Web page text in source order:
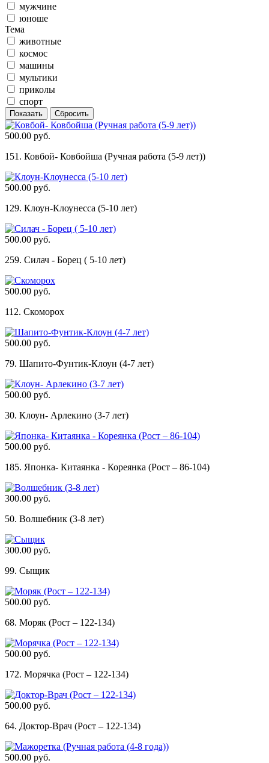
мужчине
юноше
Тема
животные
космос
машины
мультики
приколы
спорт
500.00 руб.
151. Ковбой- Ковбойша (Ручная работа (5-9 лет))
500.00 руб.
129. Клоун-Клоунесса (5-10 лет)
500.00 руб.
259. Силач - Борец ( 5-10 лет)
500.00 руб.
112. Скоморох
500.00 руб.
79. Шапито-Фунтик-Клоун (4-7 лет)
500.00 руб.
30. Клоун- Арлекино (3-7 лет)
500.00 руб.
185. Японка- Китаянка - Кореянка (Рост – 86-104)
300.00 руб.
50. Волшебник (3-8 лет)
300.00 руб.
99. Сыщик
500.00 руб.
68. Моряк (Рост – 122-134)
500.00 руб.
172. Морячка (Рост – 122-134)
500.00 руб.
64. Доктор-Врач (Рост – 122-134)
500.00 руб.